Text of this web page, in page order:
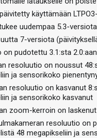
käyttämään
uudempaa 5.3-versiota
7-versiota
on pudotettu 3.1:sta 2.0:aan
resoluutio on noussut
ja sensorikoko
resoluutio on kasvanut
ja sensorikoko kasvanut
zoom-kerroin on laskenut
resoluutio on
48 megapikseliin ja